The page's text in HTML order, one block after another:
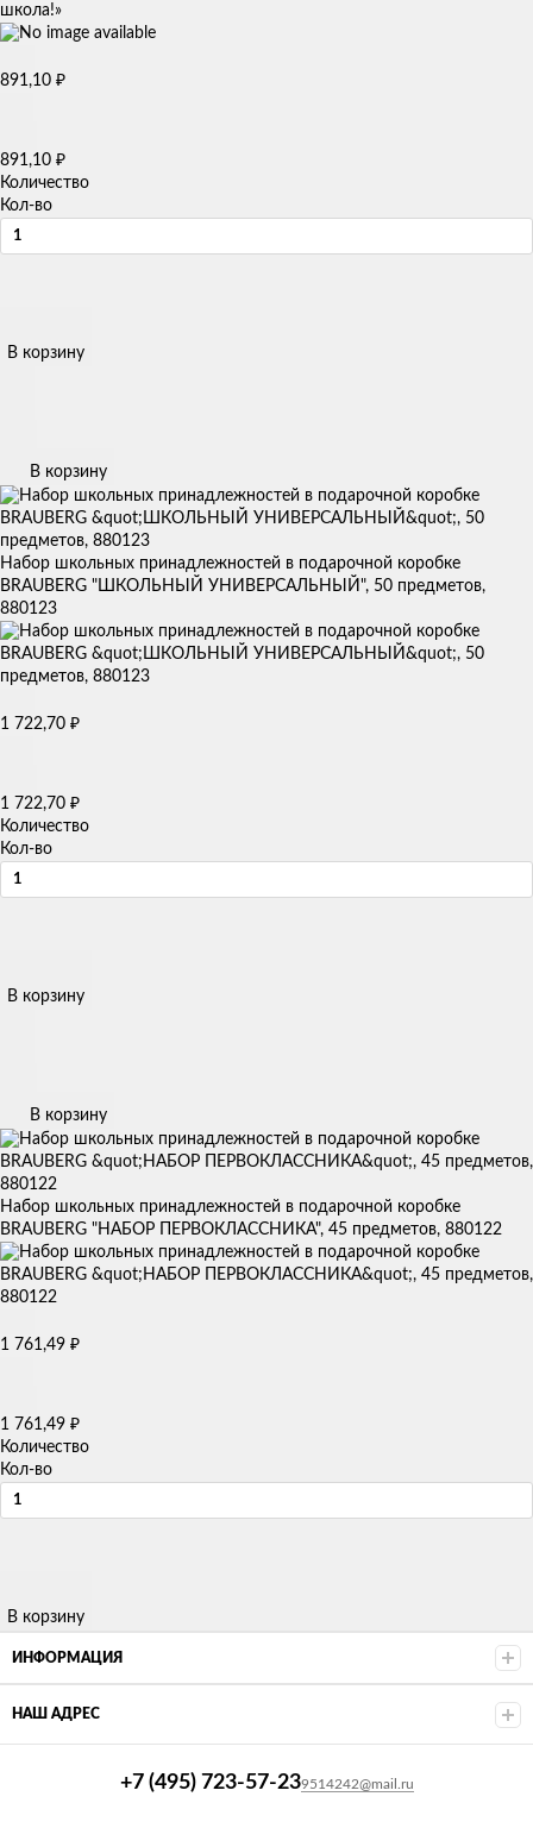
школа!»
891,10 ₽
891,10 ₽
Количество
Кол-во
В корзину
В корзину
Набор школьных принадлежностей в подарочной коробке
BRAUBERG "ШКОЛЬНЫЙ УНИВЕРСАЛЬНЫЙ", 50 предметов,
880123
1 722,70 ₽
1 722,70 ₽
Количество
Кол-во
В корзину
В корзину
Набор школьных принадлежностей в подарочной коробке
BRAUBERG "НАБОР ПЕРВОКЛАССНИКА", 45 предметов, 880122
1 761,49 ₽
1 761,49 ₽
Количество
Кол-во
В корзину
ИНФОРМАЦИЯ
НАШ АДРЕС
+7 (495) 723-57-239514242@mail.ru